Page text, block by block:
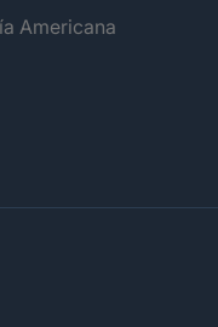
Americana